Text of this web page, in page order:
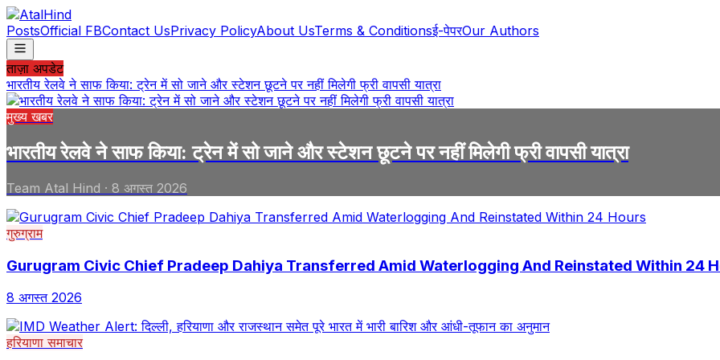
PostsOfficial FBContact UsPrivacy PolicyAbout UsTerms & Conditionsई-पेपरOur Authors
ताज़ा अपडेट
भारतीय रेलवे ने साफ किया: ट्रेन में सो जाने और स्टेशन छूटने पर नहीं मिलेगी फ्री वापसी यात्रा
मुख्य खबर
भारतीय रेलवे ने साफ किया: ट्रेन में सो जाने और स्टेशन छूटने पर नहीं मिलेगी फ्री वापसी यात्रा
Team Atal Hind · 8 अगस्त 2026
गुरुग्राम
Gurugram Civic Chief Pradeep Dahiya Transferred Amid Waterlogging And Reinstated Within 24
8 अगस्त 2026
हरियाणा समाचार